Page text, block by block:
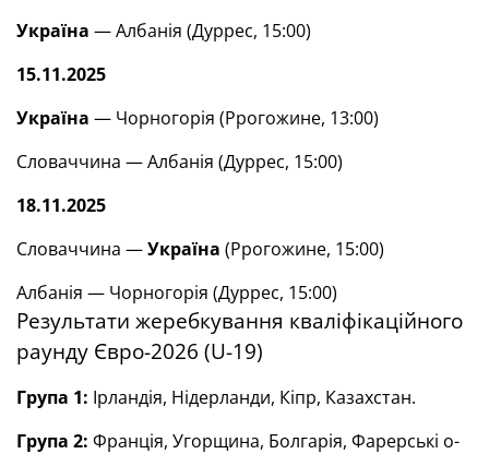
Україна — Албанія (Дуррес, 15:00)
15.11.2025
Україна — Чорногорія (Ррогожине, 13:00)
Словаччина — Албанія (Дуррес, 15:00)
18.11.2025
Словаччина —Україна (Ррогожине, 15:00)
Албанія — Чорногорія (Дуррес, 15:00)
Результати жеребкування кваліфікаційного
раунду Євро-2026 (U-19)
Група 1: Ірландія, Нідерланди, Кіпр, Казахстан.
Група 2: Франція, Угорщина, Болгарія, Фарерські о-